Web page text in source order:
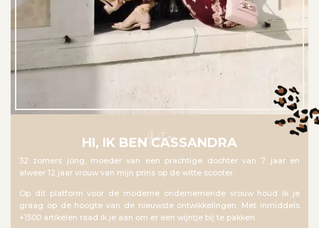
About me
HI, IK BEN CASSANDRA
32 zomers jong, moeder van een prachtige dochter van 7 jaar en
alweer 12 jaar vrouw van mijn prins op de witte scooter.
Op dit platform voor de moderne ondernemende vrouw houd ik je
graag op de hoogte van de nieuwste ontwikkelingen. Met inmiddels
+1500 artikelen raad ik je aan om er een wijntje bij te pakken.